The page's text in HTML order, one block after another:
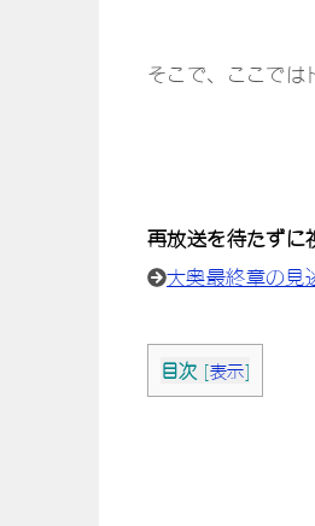
そこで、ここでは
再放送を待たずに
大奥最終章の見
目次 [表示]